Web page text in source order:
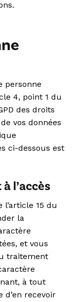
personne
4, point 1 du
des droits
vos données
ci-dessous est
l’accès
15 du
la
et vous
traitement
à tout
recevoir